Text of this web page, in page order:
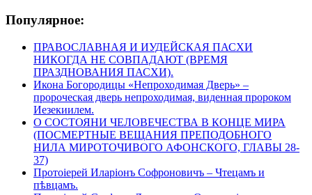
Популярное:
ПРАВОСЛАВНАЯ И ИУДЕЙСКАЯ ПАСХИ
НИКОГДА НЕ СОВПАДАЮТ (ВРЕМЯ
ПРАЗДНОВАНИЯ ПАСХИ).
Икона Богородицы «Непроходимая Дверь» –
пророческая дверь непроходимая, виденная пророком
Иезекиилем.
О СОСТОЯНИ ЧЕЛОВЕЧЕСТВА В КОНЦЕ МИРА
(ПОСМЕРТНЫЕ ВЕЩАНИЯ ПРЕПОДОБНОГО
НИЛА МИРОТОЧИВОГО АФОНСКОГО, ГЛАВЫ 28-
37)
Протоіерей Иларіонъ Софроновичъ – Чтецамъ и
пѣвцамъ.